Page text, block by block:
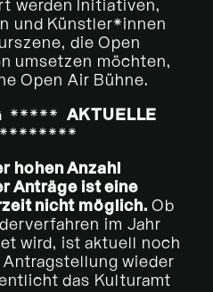
werden Initiativen,
und Künstler*innen
die Open
umsetzen möchten,
Open Air Bühne.
***** AKTUELLE
********
hohen Anzahl
Anträge ist eine
nicht möglich. Ob
im Jahr
wird, ist aktuell noch
Antragstellung wieder
das Kulturamt